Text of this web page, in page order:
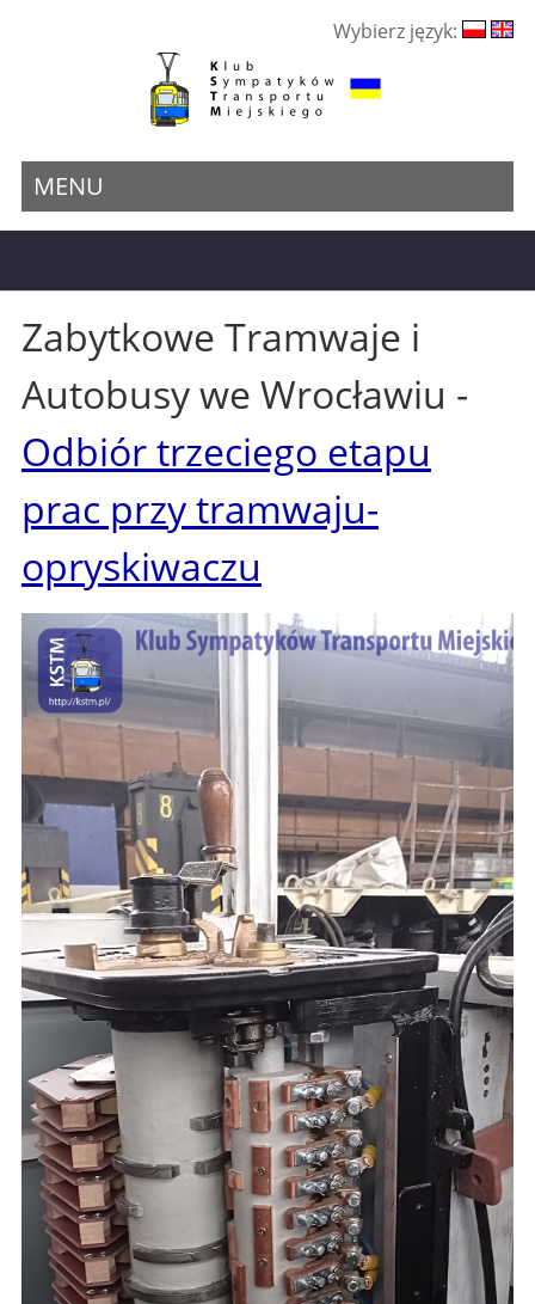
Wybierz język:
MENU
Zabytkowe Tramwaje i
Autobusy we Wrocławiu -
Odbiór trzeciego etapu
prac przy tramwaju-
opryskiwaczu